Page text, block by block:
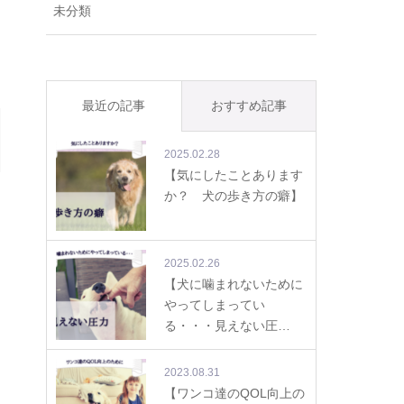
未分類
最近の記事 おすすめ記事
2025.02.28
【気にしたことあります
か？ 犬の歩き方の癖】
2025.02.26
【犬に噛まれないために
やってしまってい
る・・・見えない圧…
2023.08.31
【ワンコ達のQOL向上の